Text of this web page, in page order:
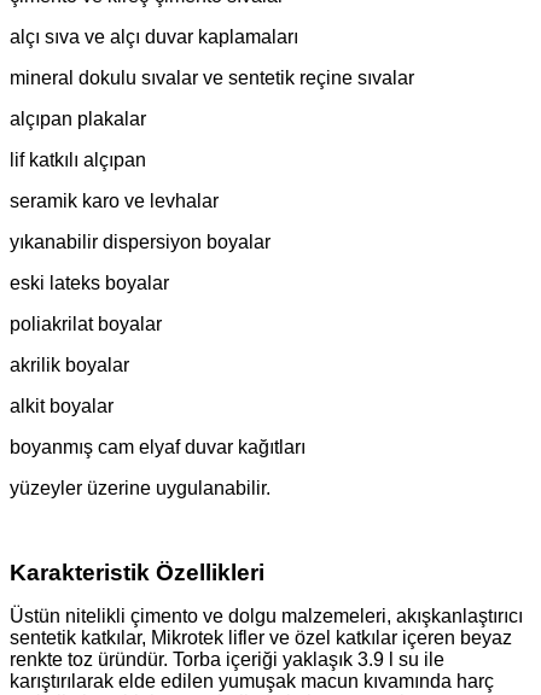
alçı sıva ve alçı duvar kaplamaları
mineral dokulu sıvalar ve sentetik reçine sıvalar
alçıpan plakalar
lif katkılı alçıpan
seramik karo ve levhalar
yıkanabilir dispersiyon boyalar
eski lateks boyalar
poliakrilat boyalar
akrilik boyalar
alkit boyalar
boyanmış cam elyaf duvar kağıtları
yüzeyler üzerine uygulanabilir.
Karakteristik Özellikleri
Üstün nitelikli çimento ve dolgu malzemeleri, akışkanlaştırıcı
sentetik katkılar, Mikrotek lifler ve özel katkılar içeren beyaz
renkte toz üründür. Torba içeriği yaklaşık 3.9 l su ile
karıştırılarak elde edilen yumuşak macun kıvamında harç